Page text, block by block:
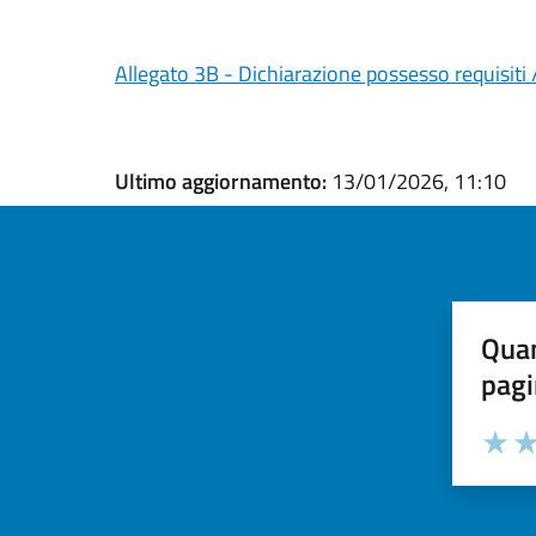
Allegato 3B - Dichiarazione possesso requisiti
Ultimo aggiornamento: 13/01/2026, 11:10
Valuta